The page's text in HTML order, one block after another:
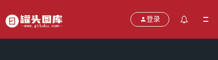
登录